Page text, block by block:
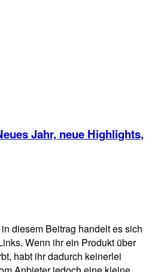
Jahr, neue Highlights,
diesem Beitrag handelt es sich
Wenn ihr ein Produkt über
habt ihr dadurch keinerlei